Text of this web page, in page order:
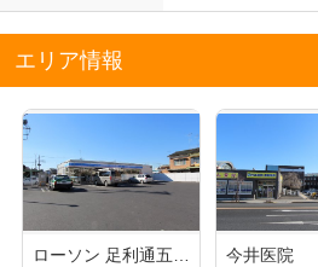
エリア情報
ローソン 足利通五丁目店
今井医院